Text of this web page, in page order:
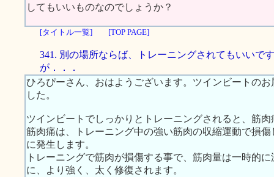
してもいいものなのでしょうか？
[タイトル一覧] [TOP PAGE]
341. 別の場所ならば、トレーニングされてもいいです
が．．．
ひろぴーさん、おはようございます。ツインビートの
した。
ツインビートでしっかりとトレーニングされると、筋肉
筋肉痛は、トレーニング中の強い筋肉の収縮運動で損
に発生します。
トレーニングで筋肉が損傷する事で、筋肉量は一時的
に、より強く、太く修復されます。